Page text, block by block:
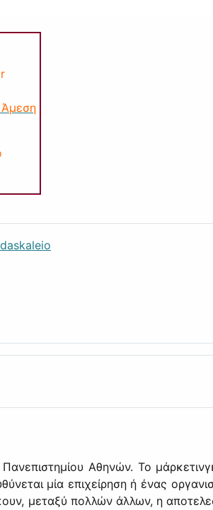
Άμεση
Αθηνών. Το
μία επιχείρηση ή ένας
μεταξύ πολλών άλλων, η